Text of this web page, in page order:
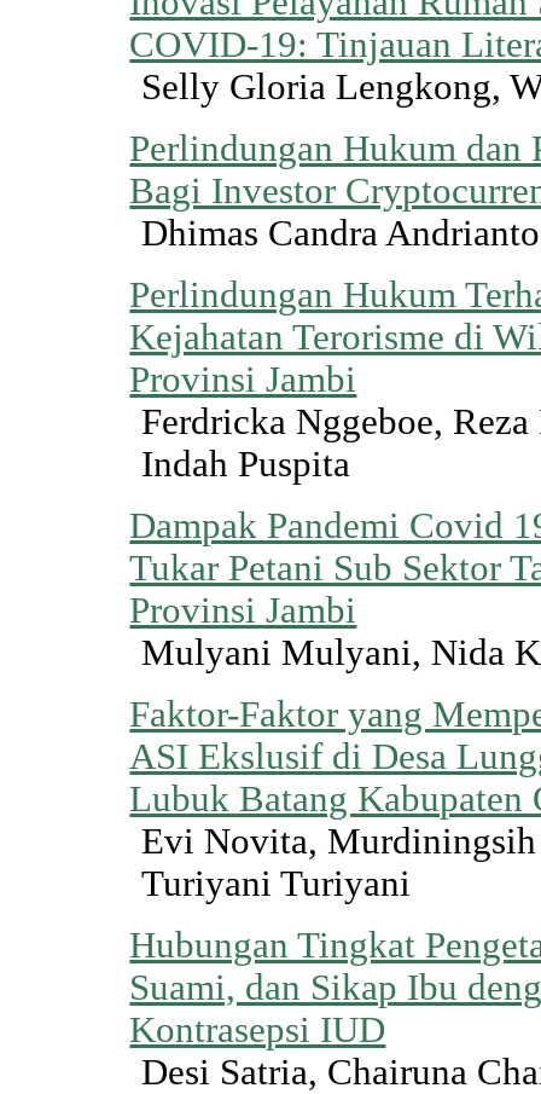
COVID-19: Tinjauan
Selly Gloria Lengkong,
Perlindungan Hukum dan
Bagi Investor
Dhimas Candra Andrianto
Perlindungan Hukum
Kejahatan Terorisme di
Provinsi Jambi
Ferdricka Nggeboe,
Indah Puspita
Dampak Pandemi Covid
Tukar Petani Sub Sektor
Provinsi Jambi
Mulyani Mulyani, Nida
Faktor-Faktor yang
ASI Ekslusif di Desa
Lubuk Batang Kabupaten
Evi Novita,
Turiyani Turiyani
Hubungan Tingkat
Suami, dan Sikap Ibu
Kontrasepsi IUD
Desi Satria, Chairuna